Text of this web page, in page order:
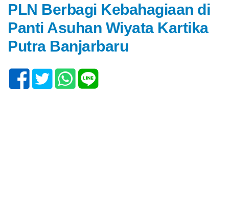
PLN Berbagi Kebahagiaan di
Panti Asuhan Wiyata Kartika
Putra Banjarbaru